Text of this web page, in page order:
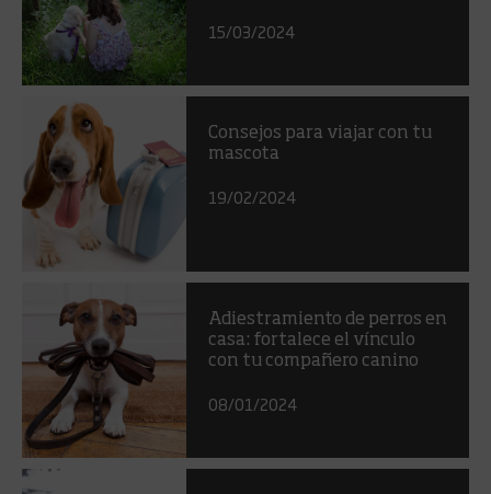
15/03/2024
Consejos para viajar con tu
mascota
19/02/2024
Adiestramiento de perros en
casa: fortalece el vínculo
con tu compañero canino
08/01/2024